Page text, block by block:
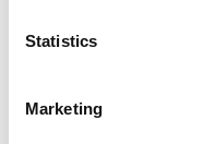
Statistics
Marketing
Vorschriften
sogar.
umweltfreundlich